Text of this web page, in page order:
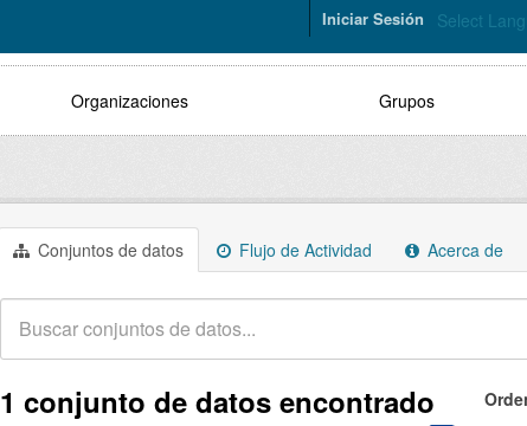
Select
Iniciar Sesión
Organizaciones Grupos
Conjuntos de datos Flujo de Actividad Acerca de
1 conjunto de datos encontrado